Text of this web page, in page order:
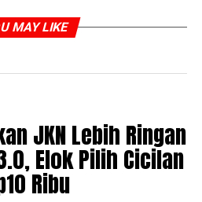
MAY LIKE
JKN Lebih Ringan
Elok Pilih Cicilan
Ribu